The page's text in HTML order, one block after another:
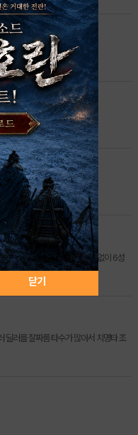
.... S어펙하고 나서 돌파 관련없이 6성
딜러를 잘짜름 타수가 많아서 치명타 조
닫기